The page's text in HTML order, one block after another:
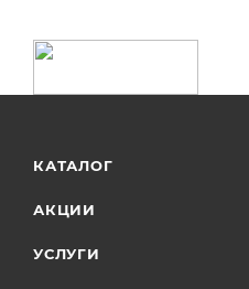
КАТАЛОГ
АКЦИИ
УСЛУГИ